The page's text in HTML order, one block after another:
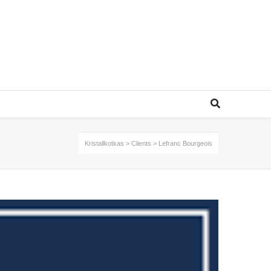
Kristallkotkas > Clients > Lefranc Bourgeois